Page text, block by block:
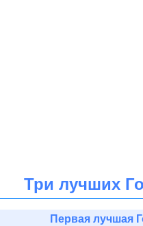
Три лучших
Первая лучшая